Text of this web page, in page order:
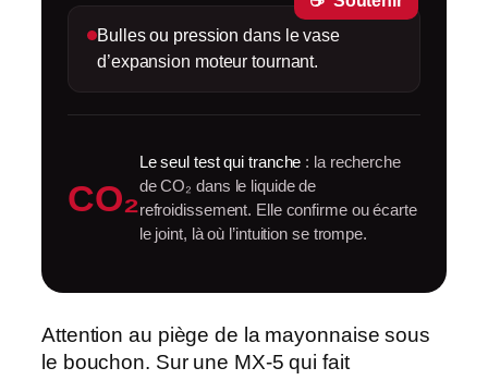
Bulles ou pression dans le vase
d’expansion moteur tournant.
CO₂
Le seul test qui tranche : la recherche
de CO₂ dans le liquide de
refroidissement. Elle confirme ou écarte
le joint, là où l’intuition se trompe.
Attention au piège de la mayonnaise sous
le bouchon. Sur une MX-5 qui fait